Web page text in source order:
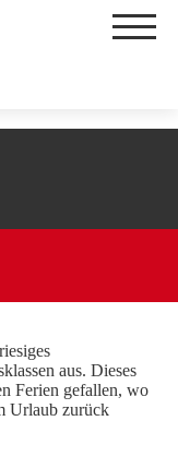
aus. Dieses
Ferien gefallen, wo
Urlaub zurück